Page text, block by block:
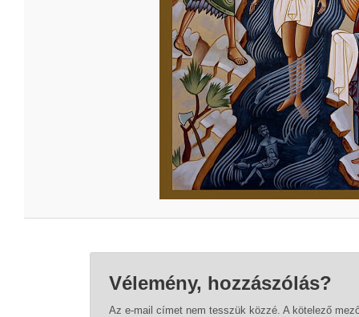
Vélemény, hozzászólás?
Az e-mail címet nem tesszük közzé. A kötelező